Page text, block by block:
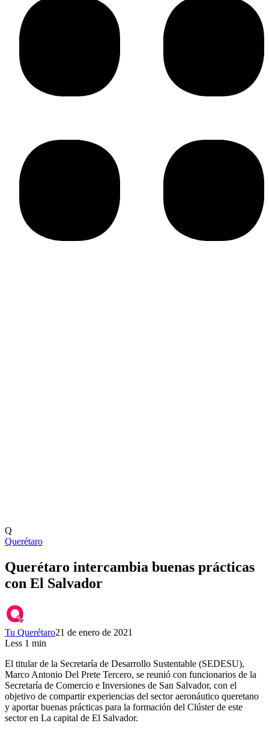
Q
Querétaro
Querétaro intercambia buenas prácticas
con El Salvador
Tu Querétaro21 de enero de 2021
Less 1 min
El titular de la Secretaría de Desarrollo Sustentable (SEDESU),
Marco Antonio Del Prete Tercero, se reunió con funcionarios de la
Secretaría de Comercio e Inversiones de San Salvador, con el
objetivo de compartir experiencias del sector aeronáutico queretano
y aportar buenas prácticas para la formación del Clúster de este
sector en La capital de El Salvador.